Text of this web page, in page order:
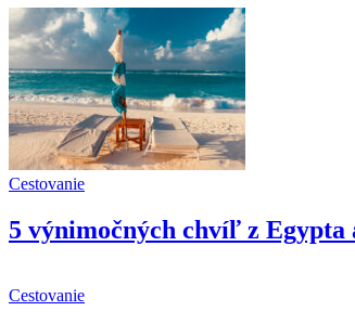
Cestovanie
5 výnimočných chvíľ z Egypta
Cestovanie